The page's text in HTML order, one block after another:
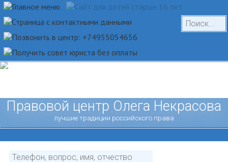
Правовой центр Олега Некрасова
лучшие традиции российского права